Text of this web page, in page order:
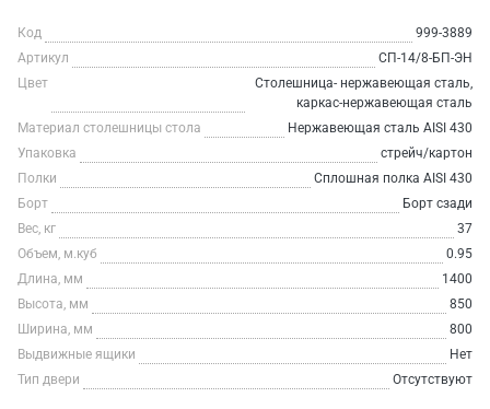
Код
999-3889
Артикул
СП-14/8-БП-ЭН
Цвет
Столешница- нержавеющая сталь,
каркас-нержавеющая сталь
Материал столешницы стола
Нержавеющая сталь AISI 430
Упаковка
стрейч/картон
Полки
Сплошная полка AISI 430
Борт
Борт сзади
Вес, кг
37
Объем, м.куб
0.95
Длина, мм
1400
Высота, мм
850
Ширина, мм
800
Выдвижные ящики
Нет
Тип двери
Отсутствуют